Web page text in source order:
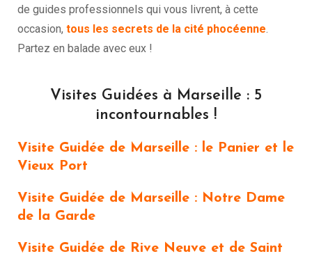
de guides professionnels qui vous livrent, à cette
occasion, tous les secrets de la cité phocéenne.
Partez en balade avec eux !
Visites Guidées à Marseille : 5
incontournables !
Visite Guidée de Marseille : le Panier et le
Vieux Port
Visite Guidée de Marseille : Notre Dame
de la Garde
Visite Guidée de Rive Neuve et de Saint